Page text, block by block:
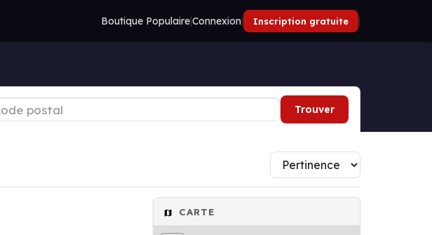
Boutique Populaire|Connexion| Inscription gratuite |
Trouver
CARTE